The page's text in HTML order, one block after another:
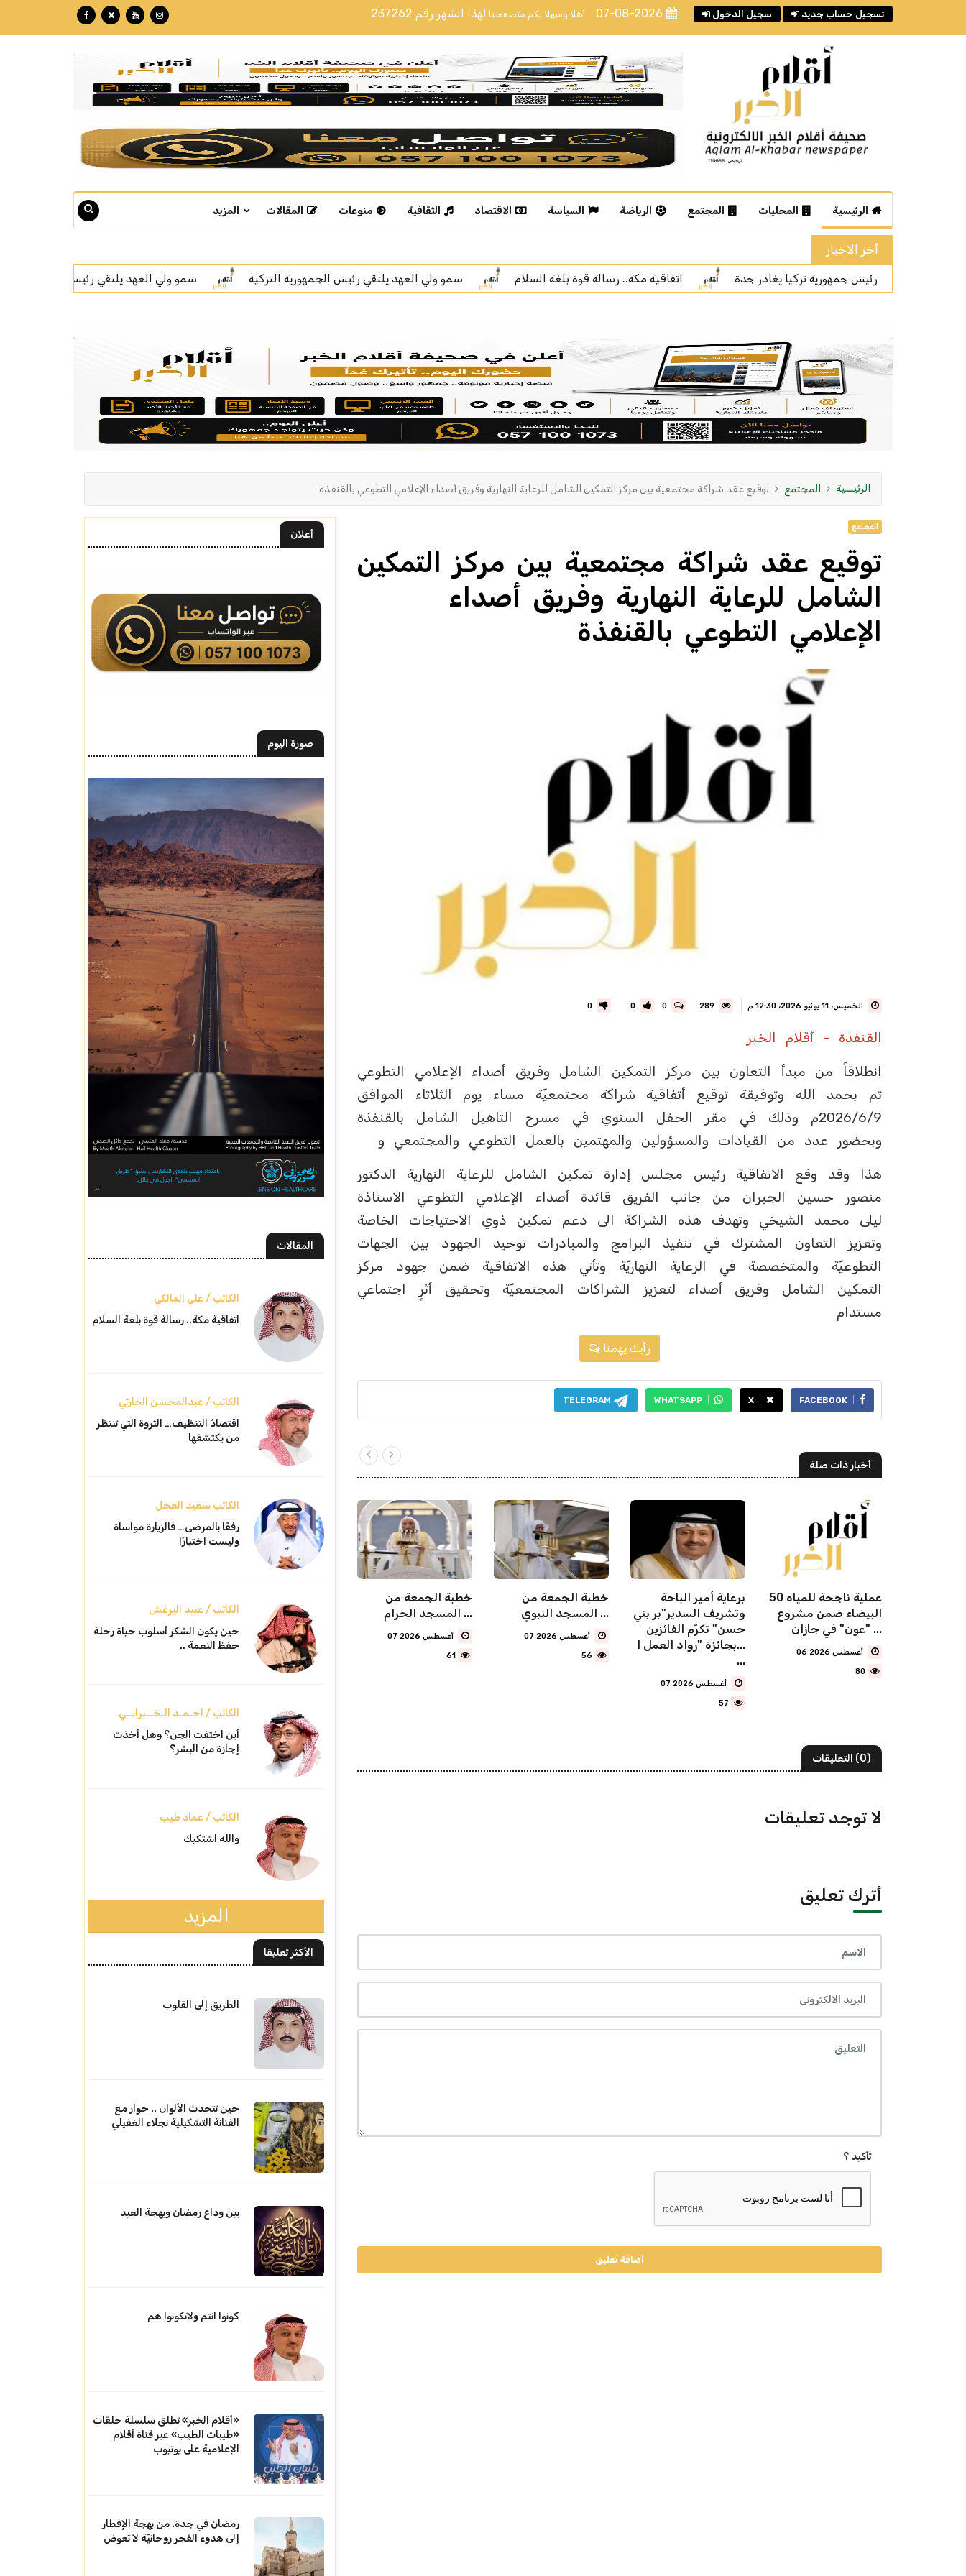
أهلا وسهلا بكم متصفحنا لهذا الشهر رقم 237262 07-08-2026 سجيل الدخول تسجيل حساب جديد
الرئيسية المحليات المجتمع الرياضة السياسة الاقتصاد الثقافية منوعات المقالات المزيد
أخر الاخبار
اتفاقية مكة.. رسالة قوة بلغة السلام سمو ولي العهد يلتقي رئيس الجمهورية التركية سمو ولي العهد يلتقي رئيس الوزراء في جمهورية باكستان الإسلامية
الرئيسية المجتمع توقيع عقد شراكة مجتمعية بين مركز التمكين الشامل للرعاية النهارية وفريق أصداء الإعلامي التطوعي بالقنفذة
المجتمع
توقيع عقد شراكة مجتمعية بين مركز التمكين
الشامل للرعاية النهارية وفريق أصداء
الإعلامي التطوعي بالقنفذة
الخميس، 11 يونيو 2026، 12:30 م 0
0
0
القنفذة - أقلام الخبر
انطلاقاً من مبدأ التعاون بين مركز التمكين الشامل وفريق أصداء الإعلامي التطوعي
تم بحمد الله وتوفيقة توقيع أتفاقية شراكة مجتمعيّة مساء يوم الثلاثاء الموافق
2026/6/9م وذلك في مقر الحفل السنوي في مسرح التاهيل الشامل بالقنفذة
وبحضور عدد من القيادات والمسؤولين والمهتمين بالعمل التطوعي والمجتمعي و
هذا وقد وقع الاتفاقية رئيس مجلس إدارة تمكين الشامل للرعاية النهارية الدكتور
منصور حسين الجبران من جانب الفريق قائدة أصداء الإعلامي التطوعي الاستاذة
ليلى محمد الشيخي وتهدف هذه الشراكة الى دعم تمكين ذوي الاحتياجات الخاصة
وتعزيز التعاون المشترك في تنفيذ البرامج والمبادرات توحيد الجهود بين الجهات
التطوعيّة والمتخصصة في الرعاية النهاريّة وتأتي هذه الاتفاقية ضمن جهود مركز
التمكين الشامل وفريق أصداء لتعزيز الشراكات المجتمعيّة وتحقيق أثرٍ اجتماعي
مستدام
رأيك يهمنا
FACEBOOK
X
WHATSAPP
TELEGRAM
أخبار ذات صلة
خطبة الجمعة من
المسجد الحرام ...
61
خطبة الجمعة من
المسجد النبوي ...
56
برعاية أمير الباحة
وتشريف السدير"بر بني
حسن" تكرّم الفائزين
بجائزة "رواد العمل ا...
...
57
50 عملية ناجحة للمياه
البيضاء ضمن مشروع
"عون" في جازان ...
80
(0) التعليقات
لا توجد تعليقات
أترك تعليق
تأكيد ؟
أضافة تعليق
أعلان
صورة اليوم
المقالات
الكاتب / علي المالكي
اتفاقية مكة.. رسالة قوة بلغة السلام
الكاتب / عبدالمحسن الحارثي
اقتصادُ التنظيف… الثروة التي تنتظر
من يكتشفها
الكاتب سعيد العجل
رفقًا بالمرضى… فالزيارة مواساة
وليست اختبارًا
الكاتب / عبيد البرغش
حين يكون الشكر أسلوب حياة رحلة
حفظ النعمة ..
الكاتب / أحـمـد الـخــبرانــي
أين اختفت الجن؟ وهل أخذت
إجازة من البشر؟
الكاتب / عماد طيب
والله اشتكيك
المزيد
الأكثر تعليقا
الطريق إلى القلوب
حين تتحدث الألوان .. حوار مع
الفنانة التشكيلية نجلاء الغفيلي
بين وداع رمضان وبهجة العيد
كونوا انتم ولاتكونوا هم
«أقلام الخبر» تطلق سلسلة حلقات
«طيبات الطيب» عبر قناة أقلام
الإعلامية على يوتيوب
رمضان في جدة. من بهجة الإفطار
إلى هدوء الفجر روحانيّة لا تُعوض